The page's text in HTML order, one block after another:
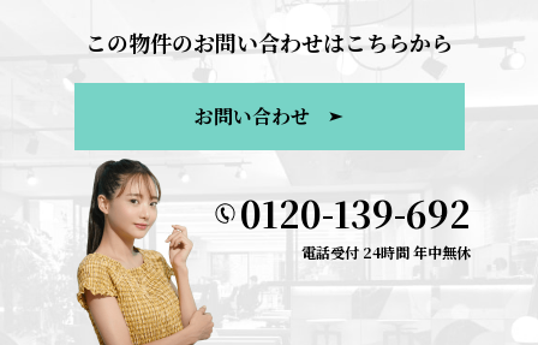
この物件のお問い合わせはこちらから
お問い合わせ
0120-139-692
電話受付 24時間 年中無休